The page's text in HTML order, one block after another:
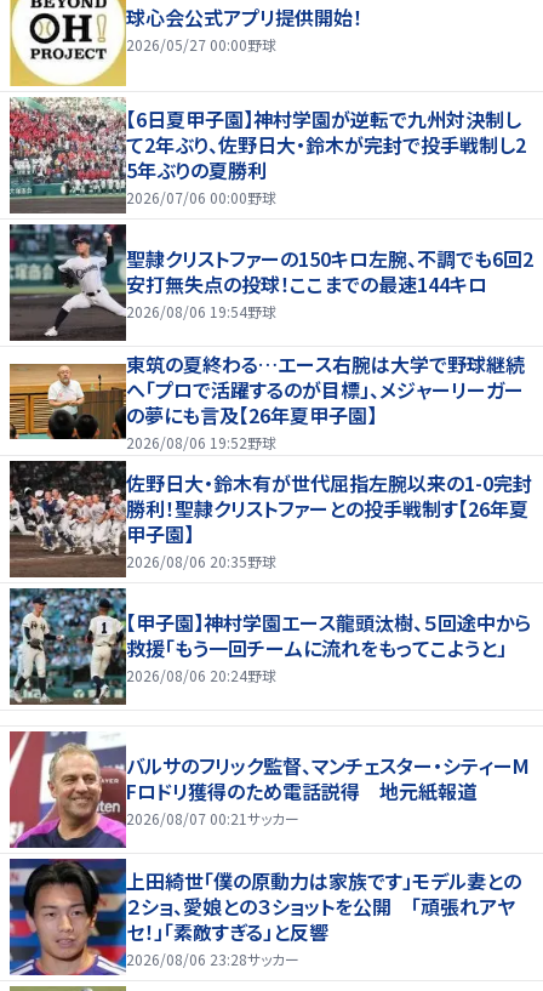
球心会公式アプリ提供開始！
2026/05/27 00:00野球
【6日夏甲子園】神村学園が逆転で九州対決制し
て2年ぶり、佐野日大・鈴木が完封で投手戦制し2
5年ぶりの夏勝利
2026/07/06 00:00野球
聖隷クリストファーの150キロ左腕、不調でも6回2
安打無失点の投球！ここまでの最速144キロ
2026/08/06 19:54野球
東筑の夏終わる…エース右腕は大学で野球継続
へ「プロで活躍するのが目標」、メジャーリーガー
の夢にも言及【26年夏甲子園】
2026/08/06 19:52野球
佐野日大・鈴木有が世代屈指左腕以来の1-0完封
勝利！聖隷クリストファーとの投手戦制す【26年夏
甲子園】
2026/08/06 20:35野球
【甲子園】神村学園エース龍頭汰樹、５回途中から
救援「もう一回チームに流れをもってこようと」
2026/08/06 20:24野球
バルサのフリック監督、マンチェスター・シティーM
Fロドリ獲得のため電話説得 地元紙報道
2026/08/07 00:21サッカー
上田綺世「僕の原動力は家族です」モデル妻との
２ショ、愛娘との３ショットを公開 「頑張れアヤ
セ！」「素敵すぎる」と反響
2026/08/06 23:28サッカー